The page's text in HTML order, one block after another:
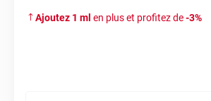
Ajoutez 1 ml en plus et profitez de-3%